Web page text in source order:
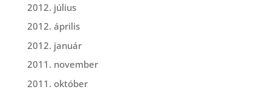
2012. július
2012. április
2012. január
2011. november
2011. október